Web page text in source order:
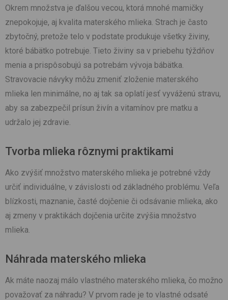
Okrem množstva je ďalšou vecou, ktorá mnohé mamičky
znepokojuje, aj kvalita materského mlieka. Strach je často
zbytočný, pretože telo v podstate produkuje všetky živiny,
ktoré bábätko potrebuje. Tieto živiny sa v priebehu týždňov
menia a prispôsobujú sa potrebám vývoja bábätka.
Stravovacie návyky môžu zmeniť zloženie materského
mlieka len minimálne, no aj tak sa oplatí jesť vyváženú stravu,
aby sa zabezpečil prísun živín a vitamínov pre matku a
udržalo jej zdravie.
Tvorba mlieka rôznymi praktikami
Ako zvýšiť množstvo materského mlieka je potrebné vždy
určiť individuálne, v závislosti od základného problému. Veľa
blízkosti, maznanie, časté dojčenie či odsávanie mlieka, ako
aj zmeny v praktikách dojčenia určite zvýšia množstvo
mlieka.
Náhrada materského mlieka
Ak máte naozaj málo vlastného materského mlieka, čo možno
považovať za náhradu? V prvom rade je to vlastné odsaté